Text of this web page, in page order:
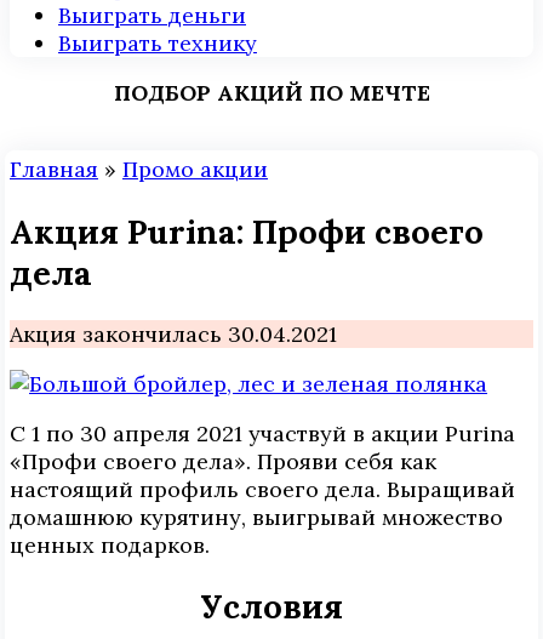
Выиграть деньги
Выиграть технику
ПОДБОР АКЦИЙ ПО МЕЧТЕ
Главная » Промо акции
Акция Purina: Профи своего
дела
Акция закончилась 30.04.2021
С 1 по 30 апреля 2021 участвуй в акции Purina
«Профи своего дела». Прояви себя как
настоящий профиль своего дела. Выращивай
домашнюю курятину, выигрывай множество
ценных подарков.
Условия